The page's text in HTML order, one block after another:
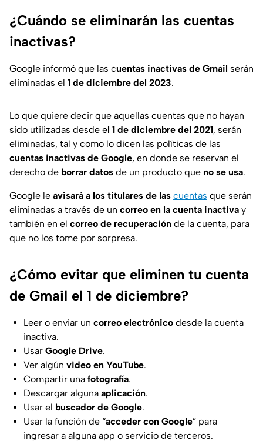
¿Cuándo se eliminarán las cuentas
inactivas?
Google informó que las cuentas inactivas de Gmail serán
eliminadas el 1 de diciembre del 2023.
Lo que quiere decir que aquellas cuentas que no hayan
sido utilizadas desde el 1 de diciembre del 2021, serán
eliminadas, tal y como lo dicen las políticas de las
cuentas inactivas de Google, en donde se reservan el
derecho de borrar datos de un producto que no se usa.
Google le avisará a los titulares de las cuentas que serán
eliminadas a través de un correo en la cuenta inactiva y
también en el correo de recuperación de la cuenta, para
que no los tome por sorpresa.
¿Cómo evitar que eliminen tu cuenta
de Gmail el 1 de diciembre?
Leer o enviar un correo electrónico desde la cuenta
inactiva.
Usar Google Drive.
Ver algún video en YouTube.
Compartir una fotografía.
Descargar alguna aplicación.
Usar el buscador de Google.
Usar la función de “acceder con Google” para
ingresar a alguna app o servicio de terceros.